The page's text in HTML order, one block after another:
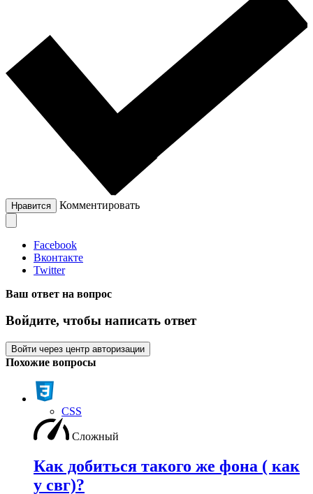
Нравится Комментировать
Facebook
Вконтакте
Twitter
Ваш ответ на вопрос
Войдите, чтобы написать ответ
Войти через центр авторизации
Похожие вопросы
CSS
Сложный
Как добиться такого же фона ( как
у свг)?